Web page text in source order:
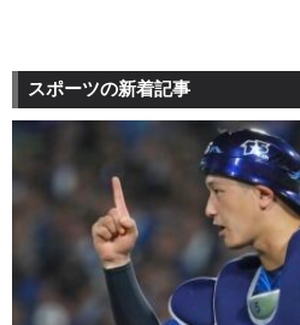
スポーツの新着記事